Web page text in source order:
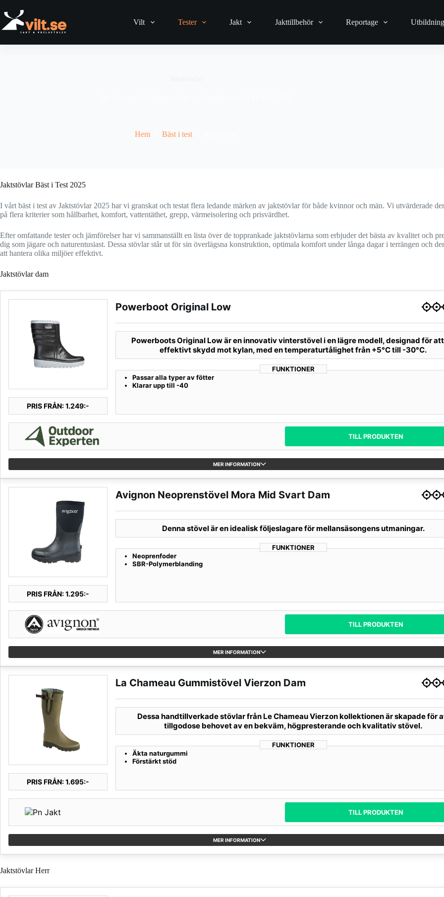
to
content
Vilt Tester Jakt Jakttillbehör Reportage
Hem Bäst i test
Jaktstövlar Bäst i Test 2025
I vårt bäst i test av Jaktstövlar 2025 har vi granskat och testat flera ledande märken av jaktstövlar för både kvinnor och män. Vi utvärderade
på flera kriterier som hållbarhet, komfort, vattentäthet, grepp, värmeisolering och prisvärdhet.
Efter omfattande tester och jämförelser har vi sammanställt en lista över de topprankade jaktstövlarna som erbjuder det bästa av kvalitet och
dig som jägare och naturentusiast. Dessa stövlar står ut för sin överlägsna konstruktion, optimala komfort under långa dagar i terrängen och
att hantera olika miljöer effektivt.
Jaktstövlar dam
Powerboot Original Low
PRIS FRÅN: 1.249:-
FUNKTIONER
Passar alla typer av fötter
Klarar upp till -40
Powerboots Original Low är en innovativ vinterstövel i en lägre modell, designad för
effektivt skydd mot kylan, med en temperaturtålighet från +5°C till -30°C.
MER INFORMATION
TILL PRODUKTEN
Avignon Neoprenstövel Mora Mid Svart Dam
PRIS FRÅN: 1.295:-
FUNKTIONER
Neoprenfoder
SBR-Polymerblanding
Denna stövel är en idealisk följeslagare för mellansäsongens utmaningar.
MER INFORMATION
TILL PRODUKTEN
La Chameau Gummistövel Vierzon Dam
PRIS FRÅN: 1.695:-
FUNKTIONER
Äkta naturgummi
Förstärkt stöd
Dessa handtillverkade stövlar från Le Chameau Vierzon kollektionen är skapade för
tillgodose behovet av en bekväm, högpresterande och kvalitativ stövel.
MER INFORMATION
TILL PRODUKTEN
Jaktstövlar Herr